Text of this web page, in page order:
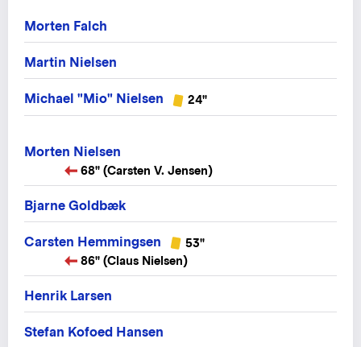
Morten Falch
Martin Nielsen
Michael "Mio" Nielsen 24"
Morten Nielsen
68" (Carsten V. Jensen)
Bjarne Goldbæk
Carsten Hemmingsen
53"
86" (Claus Nielsen)
Henrik Larsen
Stefan Kofoed Hansen